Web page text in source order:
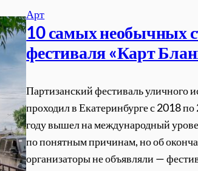
Арт
10 самых необычных
фестиваля «Карт
Партизанский фестиваль уличного
проходил в Екатеринбурге с 2018
году вышел на международный
по понятным причинам, но об
организаторы не объявляли —